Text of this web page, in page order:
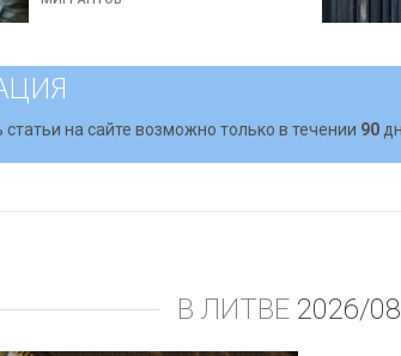
на сайте возможно только в течении 90
В ЛИТВЕ 2026/